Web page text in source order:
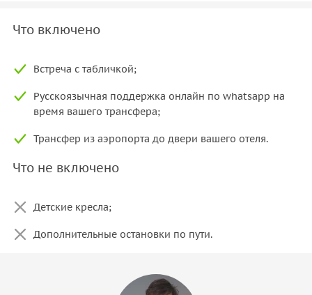
Что включено
Встреча с табличкой;
Русскоязычная поддержка онлайн по whatsapp на
время вашего трансфера;
Трансфер из аэропорта до двери вашего отеля.
Что не включено
Детские кресла;
Дополнительные остановки по пути.